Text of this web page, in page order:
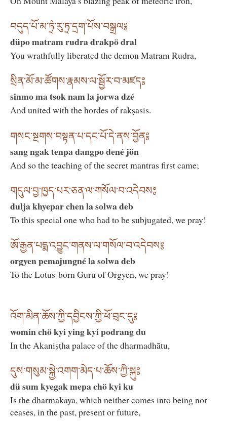
བདུད་པོ་མ་ཏྲཾ་རུ་ཏྲ་དྲག་པོས་བསྒྲལ༔
düpo matram rudra drakpö dral
You wrathfully liberated the demon Matram Rudra,
སྲིན་མོ་མ་ཚོགས་རྣམས་ལ་སྦྱོར་བ་མཛད༔
sinmo ma tsok nam la jorwa dzé
And united with the hordes of rakṣasis.
གསང་སྔགས་བསྟན་པ་དང་པོ་དེ་ནས་བྱོན༔
sang ngak tenpa dangpo dené jön
And so the teaching of the secret mantras first came;
གདུལ་བྱ་ཁྱད་པར་ཅན་ལ་གསོལ་བ་འདེབས༔
dulja khyepar chen la solwa deb
To this special one who had to be subjugated, we pray!
ཨོ་རྒྱན་པདྨ་འབྱུང་གནས་ལ་གསོལ་བ་འདེབས༔
orgyen pemajungné la solwa deb
To the Lotus-born Guru of Orgyen, we pray!
འོག་མིན་ཆོས་ཀྱི་དབྱིངས་ཀྱི་ཕོ་བྲང་དུ༔
womin chö kyi ying kyi podrang du
In the Akaniṣṭha palace of the dharmadhātu,
དུས་གསུམ་སྐྱེ་འགག་མེད་པ་ཆོས་ཀྱི་སྐུ༔
dü sum kyegak mepa chö kyi ku
Is the dharmakāya, which neither comes into being nor
ceases, in the past, present or future,